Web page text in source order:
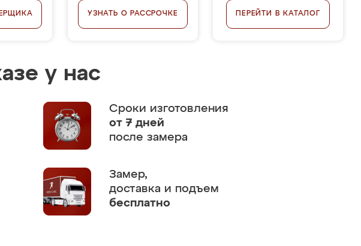
УЗНАТЬ О РАССРОЧКЕ ПЕРЕЙТИ В КАТАЛОГ
у нас
Сроки изготовления
от 7 дней
после замера
Замер,
доставка и подъем
бесплатно